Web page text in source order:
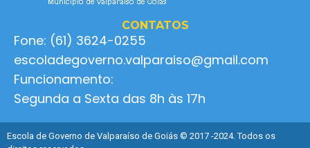
CONTATOS
Fone: (61) 3624-0255
escoladegoverno.valparaiso@gmail.com
Funcionamento:
Segunda a Sexta das 8h às 17h
Escola de Governo de Valparaíso de Goiás © 2017 -2024. Todos os